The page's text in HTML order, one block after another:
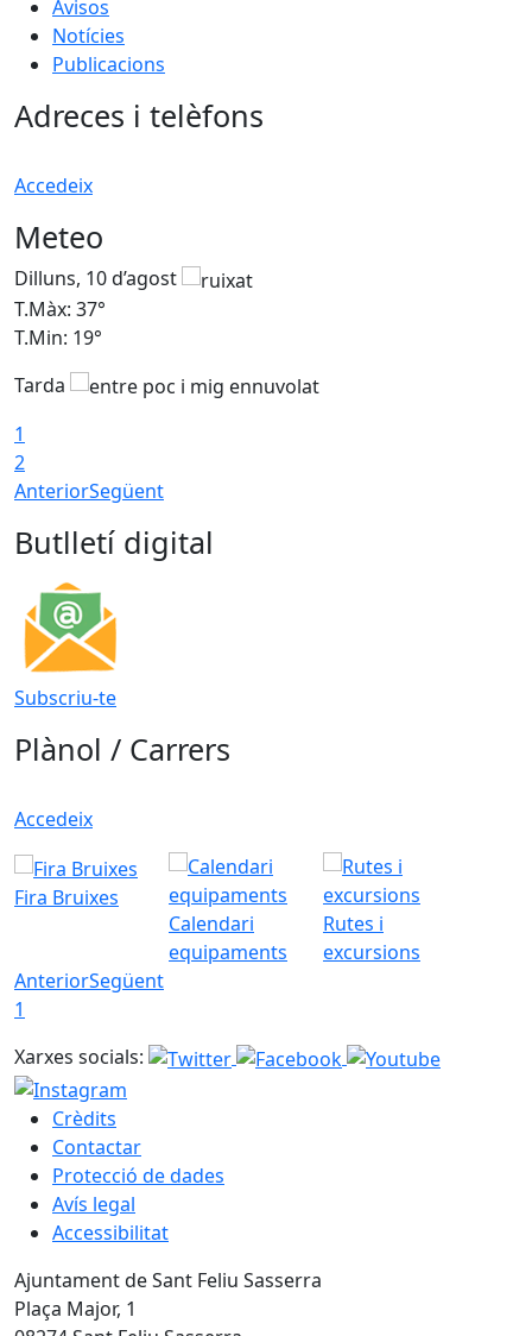
Avisos
Notícies
Publicacions
Adreces i telèfons
Accedeix
Meteo
Dilluns, 10 d’agost
T.Màx: 37°
T.Min: 19°
Tarda
1
2
AnteriorSegüent
Butlletí digital
Subscriu-te
Plànol / Carrers
Accedeix
Fira Bruixes
Calendari
equipaments
Rutes i
excursions
AnteriorSegüent
1
Xarxes socials:
Crèdits
Contactar
Protecció de dades
Avís legal
Accessibilitat
Ajuntament de Sant Feliu Sasserra
Plaça Major, 1